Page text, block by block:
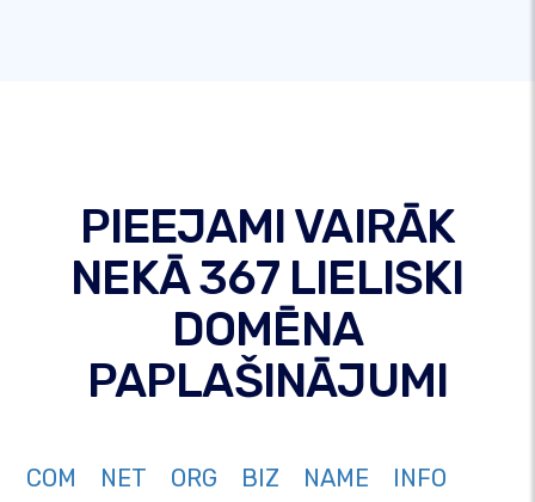
PIEEJAMI VAIRĀK
NEKĀ 367 LIELISKI
DOMĒNA
PAPLAŠINĀJUMI
COM NET ORG BIZ NAME
INFO